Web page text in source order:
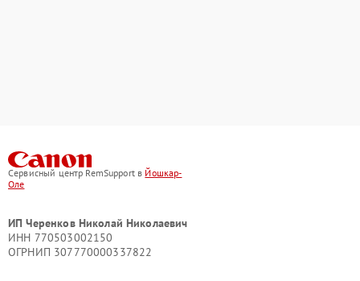
Сервисный центр RemSupport в Йошкар-
Оле
ИП Черенков Николай Николаевич
ИНН 770503002150
ОГРНИП 307770000337822